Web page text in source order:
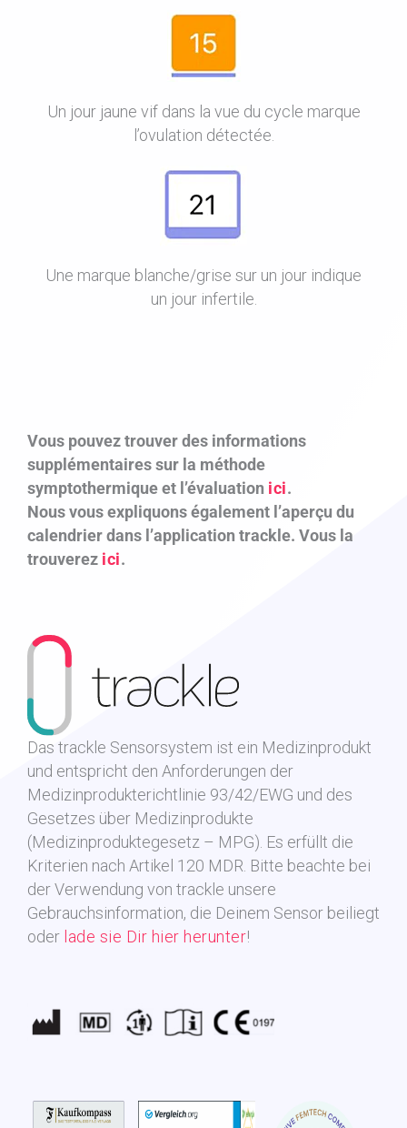
Un jour jaune vif dans la vue du cycle marque
l’ovulation détectée.
Une marque blanche/grise sur un jour indique
un jour infertile.
Vous pouvez trouver des informations
supplémentaires sur la méthode
symptothermique et l’évaluation ici.
Nous vous expliquons également l’aperçu du
calendrier dans l’application trackle. Vous la
trouverez ici.
Das trackle Sensorsystem ist ein Medizinprodukt
und entspricht den Anforderungen der
Medizinprodukterichtlinie 93/42/EWG und des
Gesetzes über Medizinprodukte
(Medizinproduktegesetz – MPG). Es erfüllt die
Kriterien nach Artikel 120 MDR. Bitte beachte bei
der Verwendung von trackle unsere
Gebrauchsinformation, die Deinem Sensor beiliegt
oder lade sie Dir hier herunter!